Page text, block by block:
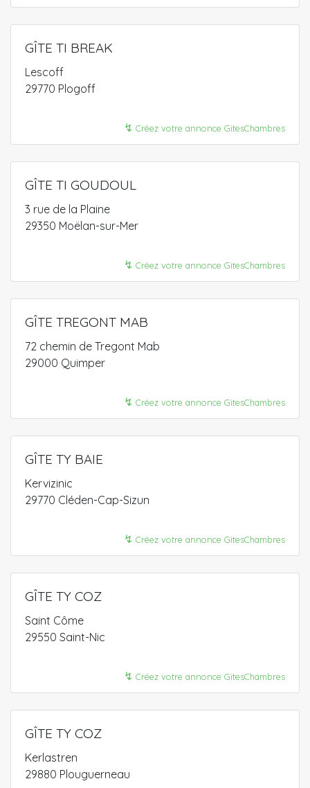
GÎTE TI BREAK
Lescoff
29770 Plogoff
↯ Créez votre annonce GitesChambres
GÎTE TI GOUDOUL
3 rue de la Plaine
29350 Moëlan-sur-Mer
↯ Créez votre annonce GitesChambres
GÎTE TREGONT MAB
72 chemin de Tregont Mab
29000 Quimper
↯ Créez votre annonce GitesChambres
GÎTE TY BAIE
Kervizinic
29770 Cléden-Cap-Sizun
↯ Créez votre annonce GitesChambres
GÎTE TY COZ
Saint Côme
29550 Saint-Nic
↯ Créez votre annonce GitesChambres
GÎTE TY COZ
Kerlastren
29880 Plouguerneau